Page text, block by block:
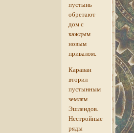
пустынь
обретают
дом с
каждым
новым
привалом.
Караван
вторил
пустынным
землям
Эшлендов.
Нестройные
ряды